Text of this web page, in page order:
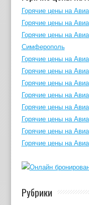
Горячие цены на
Горячие цены на
Горячие цены на
Симферополь
Горячие цены на
Горячие цены на
Горячие цены на
Горячие цены на
Горячие цены на
Горячие цены на
Горячие цены на
Горячие цены на
Рубрики